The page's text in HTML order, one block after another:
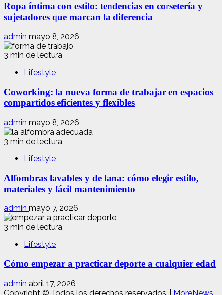
Ropa íntima con estilo: tendencias en corsetería y
sujetadores que marcan la diferencia
admin mayo 8, 2026
3 min de lectura
Lifestyle
Coworking: la nueva forma de trabajar en espacios
compartidos eficientes y flexibles
admin mayo 8, 2026
3 min de lectura
Lifestyle
Alfombras lavables y de lana: cómo elegir estilo,
materiales y fácil mantenimiento
admin mayo 7, 2026
3 min de lectura
Lifestyle
Cómo empezar a practicar deporte a cualquier edad
admin abril 17, 2026
Copyright © Todos los derechos reservados.
MoreNews